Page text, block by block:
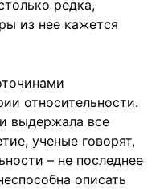
редка,
из нее кажется
относительности.
выдержала все
ученые говорят,
– не последнее
описать